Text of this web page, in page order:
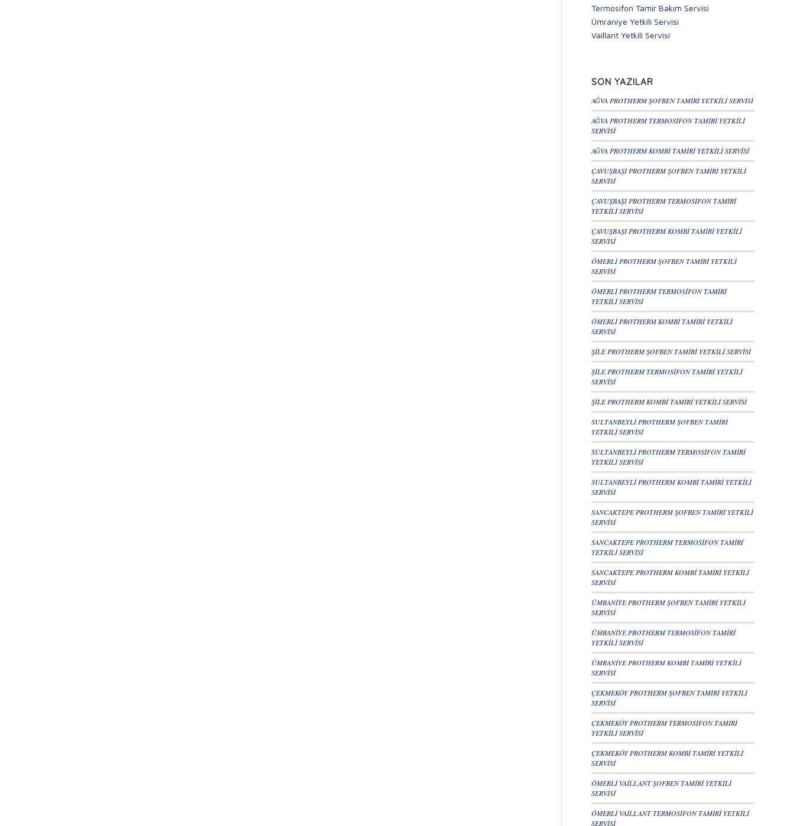
Termosifon Tamir Bakım Servisi
Ümraniye Yetkili Servisi
Vaillant Yetkili Servisi
SON YAZILAR
AĞVA PROTHERM ŞOFBEN TAMİRİ YETKİLİ SERVİSİ
AĞVA PROTHERM TERMOSİFON TAMİRİ YETKİLİ
SERVİSİ
AĞVA PROTHERM KOMBİ TAMİRİ YETKİLİ SERVİSİ
ÇAVUŞBAŞI PROTHERM ŞOFBEN TAMİRİ YETKİLİ
SERVİSİ
ÇAVUŞBAŞI PROTHERM TERMOSİFON TAMİRİ
YETKİLİ SERVİSİ
ÇAVUŞBAŞI PROTHERM KOMBİ TAMİRİ YETKİLİ
SERVİSİ
ÖMERLİ PROTHERM ŞOFBEN TAMİRİ YETKİLİ
SERVİSİ
ÖMERLİ PROTHERM TERMOSİFON TAMİRİ
YETKİLİ SERVİSİ
ÖMERLİ PROTHERM KOMBİ TAMİRİ YETKİLİ
SERVİSİ
ŞİLE PROTHERM ŞOFBEN TAMİRİ YETKİLİ SERVİSİ
ŞİLE PROTHERM TERMOSİFON TAMİRİ YETKİLİ
SERVİSİ
ŞİLE PROTHERM KOMBİ TAMİRİ YETKİLİ SERVİSİ
SULTANBEYLİ PROTHERM ŞOFBEN TAMİRİ
YETKİLİ SERVİSİ
SULTANBEYLİ PROTHERM TERMOSİFON TAMİRİ
YETKİLİ SERVİSİ
SULTANBEYLİ PROTHERM KOMBİ TAMİRİ YETKİLİ
SERVİSİ
SANCAKTEPE PROTHERM ŞOFBEN TAMİRİ YETKİLİ
SERVİSİ
SANCAKTEPE PROTHERM TERMOSİFON TAMİRİ
YETKİLİ SERVİSİ
SANCAKTEPE PROTHERM KOMBİ TAMİRİ YETKİLİ
SERVİSİ
ÜMRANİYE PROTHERM ŞOFBEN TAMİRİ YETKİLİ
SERVİSİ
ÜMRANİYE PROTHERM TERMOSİFON TAMİRİ
YETKİLİ SERVİSİ
ÜMRANİYE PROTHERM KOMBİ TAMİRİ YETKİLİ
SERVİSİ
ÇEKMEKÖY PROTHERM ŞOFBEN TAMİRİ YETKİLİ
SERVİSİ
ÇEKMEKÖY PROTHERM TERMOSİFON TAMİRİ
YETKİLİ SERVİSİ
ÇEKMEKÖY PROTHERM KOMBİ TAMİRİ YETKİLİ
SERVİSİ
ÖMERLİ VAİLLANT ŞOFBEN TAMİRİ YETKİLİ
SERVİSİ
ÖMERLİ VAİLLANT TERMOSİFON TAMİRİ YETKİLİ
SERVİSİ